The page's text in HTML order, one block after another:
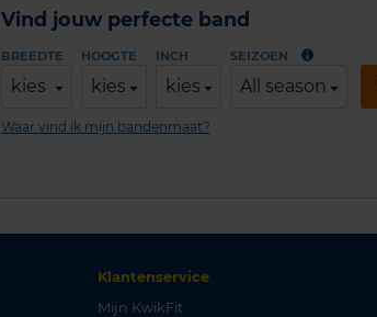
Vind jouw perfecte band
BREEDTE
kies
HOOGTE
kies
INCH
kies
SEIZOEN
All season
Waar vind ik mijn bandenmaat?
Klantenservice
Mijn KwikFit